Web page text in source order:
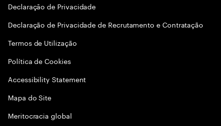
Declaraçāo de Privacidade
Declaração de Privacidade de Recrutamento e Contratação
Termos de Utilização
Política de Cookies
Accessibility Statement
Mapa do Site
Meritocracia global